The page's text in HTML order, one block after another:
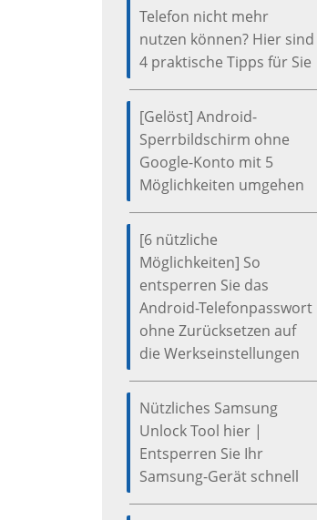
Telefon nicht mehr
nutzen können? Hier sind
4 praktische Tipps für Sie
[Gelöst] Android-
Sperrbildschirm ohne
Google-Konto mit 5
Möglichkeiten umgehen
[6 nützliche
Möglichkeiten] So
entsperren Sie das
Android-Telefonpasswort
ohne Zurücksetzen auf
die Werkseinstellungen
Nützliches Samsung
Unlock Tool hier |
Entsperren Sie Ihr
Samsung-Gerät schnell